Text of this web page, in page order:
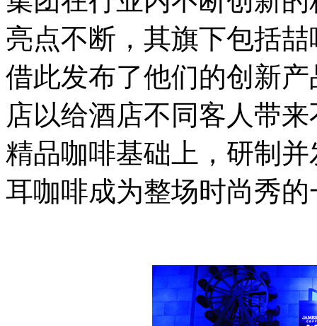
亮点不断，其旗下包括
借此发布了他们的创新
店以给酒店不同客人带
精品咖啡基础上，研制
耳咖啡成为整场时尚秀